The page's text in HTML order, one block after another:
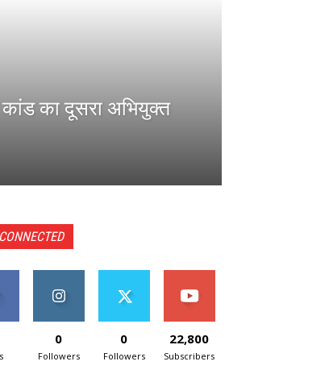
कांड का दूसरा अभियुक्त
0
Followers
0
Followers
22,800
Subscribers